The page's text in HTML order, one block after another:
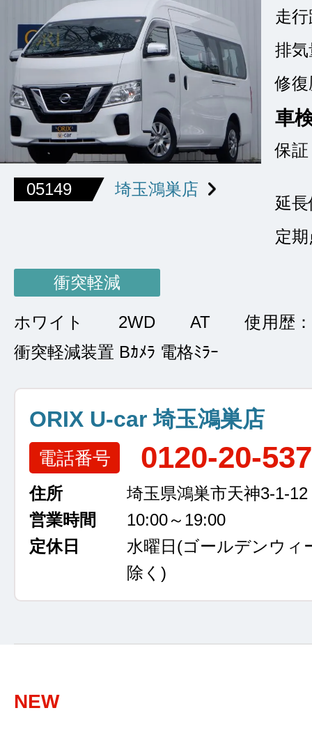
05149 埼玉鴻巣店
走
排気
修復
車
保証
延
定
衝突軽減
ホワイト 2WD AT
使用歴
衝突軽減装置 Bｶﾒﾗ 電格ﾐﾗｰ
ORIX U-car 埼玉鴻巣店
電話番号 0120-20-
住所
埼玉県鴻巣市天神3-1-12
営業時間
10:00～19:00
定休日
水曜日 (ゴールデンウィ
除く)
NEW